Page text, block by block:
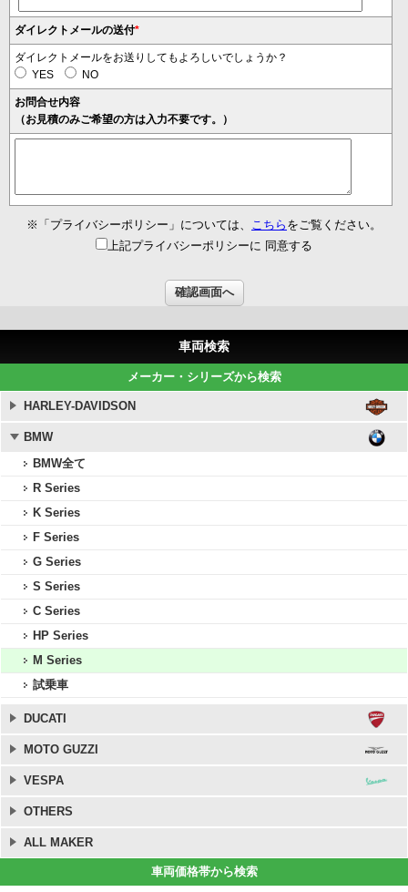
ダイレクトメールの送付*
ダイレクトメールをお送りしてもよろしいでしょうか？
YES
NO
お問合せ内容
（お見積のみご希望の方は入力不要です。）
※「プライバシーポリシー」については、 こちら をご覧ください。
上記プライバシーポリシーに 同意する
車両検索
メーカー・シリーズから検索
HARLEY-DAVIDSON
BMW
BMW全て
R Series
K Series
F Series
G Series
S Series
C Series
HP Series
M Series
試乗車
DUCATI
MOTO GUZZI
VESPA
OTHERS
ALL MAKER
車両価格帯から検索